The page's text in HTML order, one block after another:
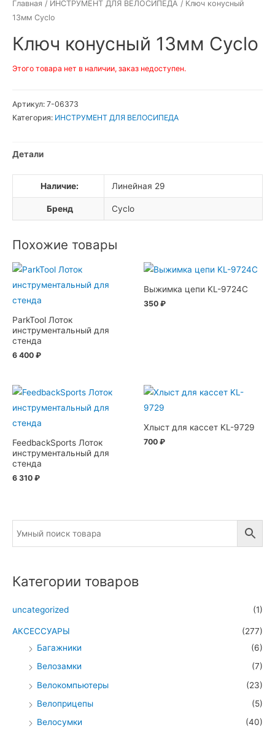
Главная / ИНСТРУМЕНТ ДЛЯ ВЕЛОСИПЕДА / Ключ конусный
13мм Cyclo
Ключ конусный 13мм Cyclo
Этого товара нет в наличии, заказ недоступен.
Артикул: 7-06373
Категория: ИНСТРУМЕНТ ДЛЯ ВЕЛОСИПЕДА
Детали
Наличие: Линейная 29
Бренд Cyclo
Похожие товары
ParkTool Лоток
инструментальный для
стенда
6 400 ₽
Выжимка цепи KL-9724C
350 ₽
FeedbackSports Лоток
инструментальный для
стенда
6 310 ₽
Хлыст для кассет KL-9729
700 ₽
Категории товаров
uncategorized (1)
АКСЕССУАРЫ
(277)
Багажники
(6)
Велозамки
(7)
Велокомпьютеры
(23)
Велоприцепы
(5)
Велосумки
(40)